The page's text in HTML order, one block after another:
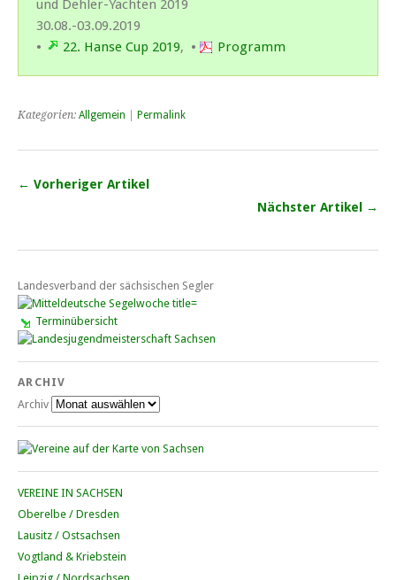
und Dehler-Yachten 2019
30.08.-03.09.2019
•
22. Hanse Cup 2019, • Programm
Kategorien: Allgemein Permalink
← Vorheriger Artikel
Nächster Artikel →
Landesverband der sächsischen Segler
Terminübersicht
ARCHIV
Archiv
VEREINE IN SACHSEN
Oberelbe / Dresden
Lausitz / Ostsachsen
Vogtland & Kriebstein